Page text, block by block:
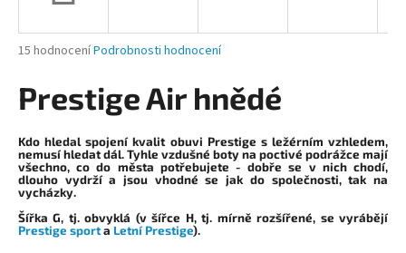
Průměrné
produktu
je
z
5
hvězdiček.
15 hodnoceníPodrobnosti hodnocení
Prestige Air hnědé
Kdo hledal spojení kvalit obuvi Prestige s ležérním vzhledem,
nemusí hledat dál. Tyhle vzdušné boty na poctivé podrážce mají
všechno, co do města potřebujete - dobře se v nich chodí,
dlouho vydrží a jsou vhodné se jak do společnosti, tak na
vycházky.
Šířka G, tj. obvyklá (v šířce H, tj. mírně rozšířené, se vyrábějí
Prestige sporta Letní Prestige).
j
t
?
HLEDAT